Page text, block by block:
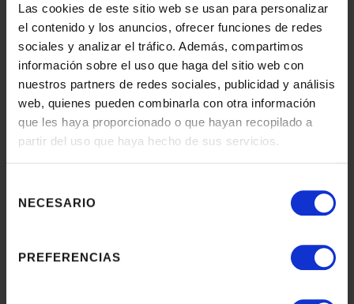
Las cookies de este sitio web se usan para personalizar
el contenido y los anuncios, ofrecer funciones de redes
sociales y analizar el tráfico. Además, compartimos
información sobre el uso que haga del sitio web con
nuestros partners de redes sociales, publicidad y análisis
web, quienes pueden combinarla con otra información
que les haya proporcionado o que hayan recopilado a
partir del uso que haya hecho de sus servicios.
NECESARIO
PREFERENCIAS